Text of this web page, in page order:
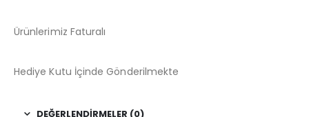
Ürünlerimiz Faturalı
Hediye Kutu İçinde Gönderilmekte
DEĞERLENDIRMELER (0)